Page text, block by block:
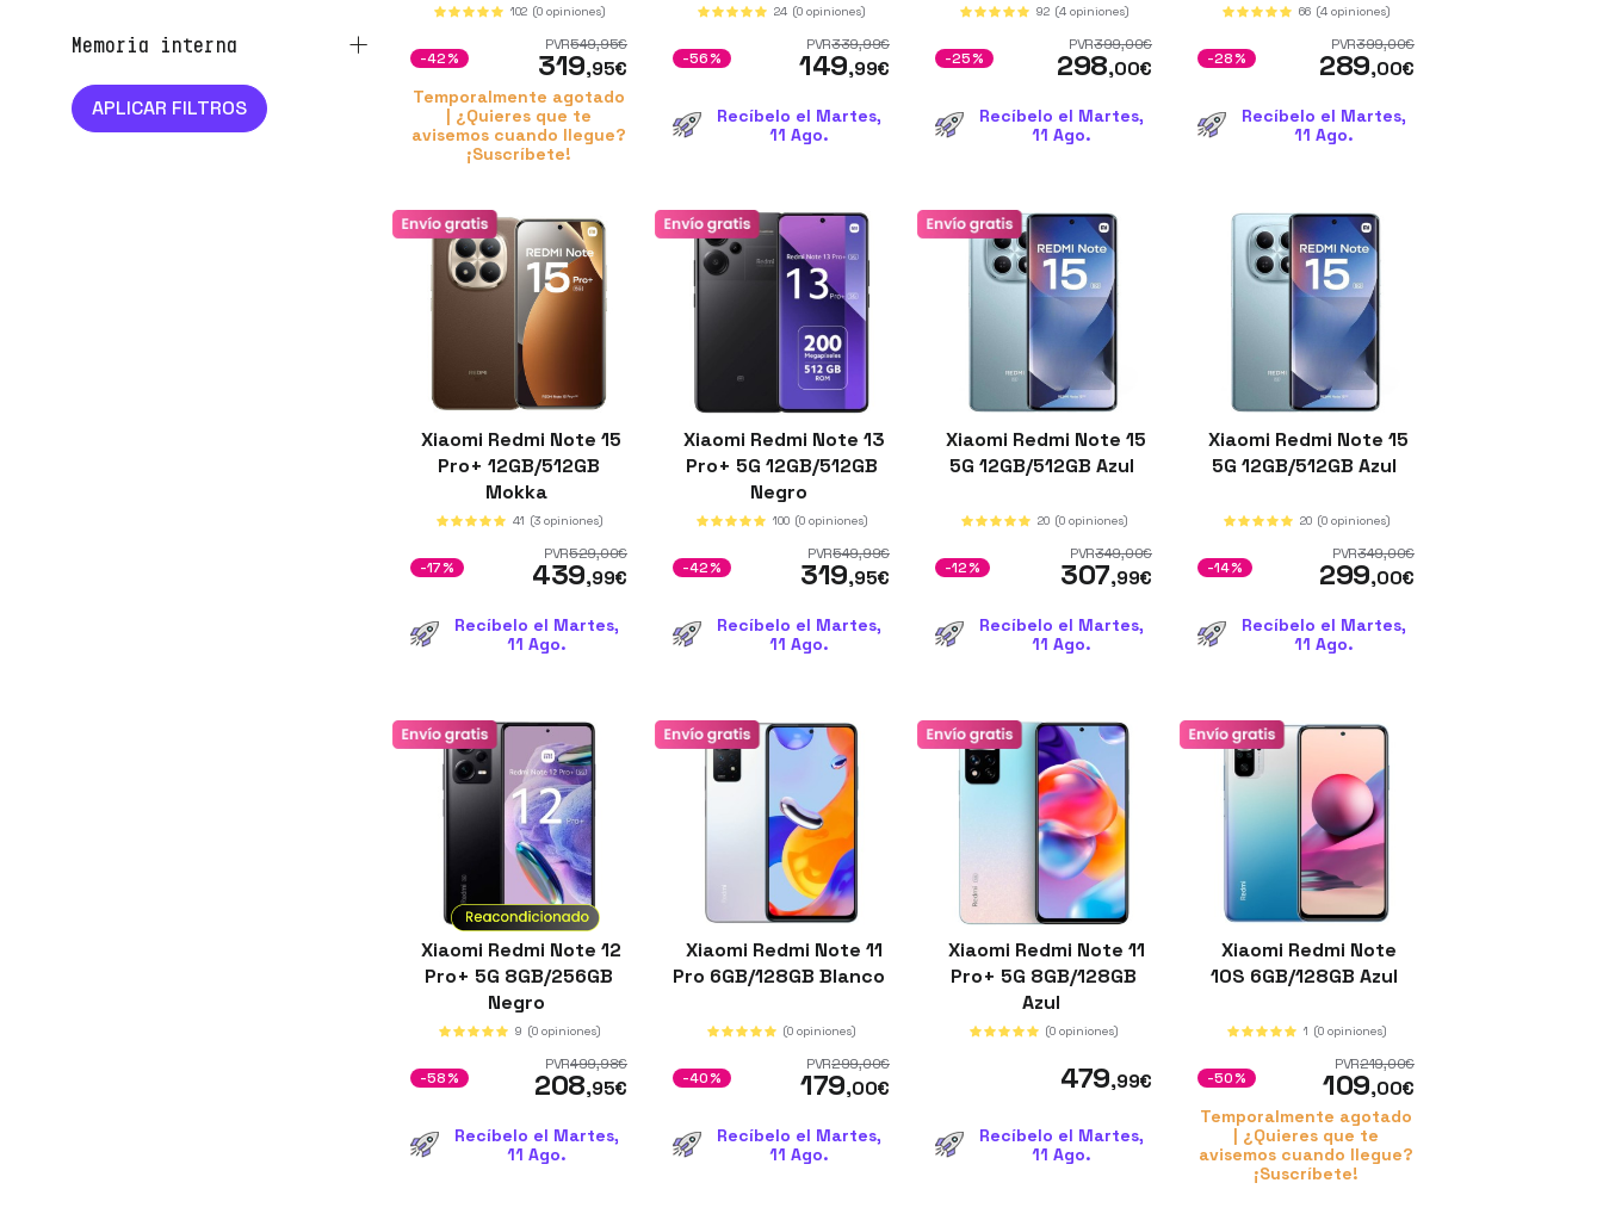
memoria interna
102 (0 opiniones)
PVR549,95€
319,95€
-42%
Temporalmente agotado
| ¿Quieres que te
avisemos cuando llegue?
¡Suscríbete!
24 (0 opiniones)
PVR339,99€
149,99€
-56%
Recíbelo el Martes,
11 Ago.
92 (4 opiniones)
PVR399,00€
298,00€
-25%
Recíbelo el Martes,
11 Ago.
66 (4 opiniones)
PVR399,00€
289,00€
-28%
Recíbelo el Martes,
11 Ago.
Xiaomi Redmi Note 15
Pro+ 12GB/512GB
Mokka
41 (3 opiniones)
PVR529,00€
439,99€
-17%
Recíbelo el Martes,
11 Ago.
Xiaomi Redmi Note 13
Pro+ 5G 12GB/512GB
Negro
100 (0 opiniones)
PVR549,99€
319,95€
-42%
Recíbelo el Martes,
11 Ago.
Xiaomi Redmi Note 15
5G 12GB/512GB Azul
20 (0 opiniones)
PVR349,00€
307,99€
-12%
Recíbelo el Martes,
11 Ago.
Xiaomi Redmi Note 15
5G 12GB/512GB Azul
20 (0 opiniones)
PVR349,00€
299,00€
-14%
Recíbelo el Martes,
11 Ago.
Xiaomi Redmi Note 12
Pro+ 5G 8GB/256GB
Negro
9 (0 opiniones)
PVR499,98€
208,95€
-58%
Recíbelo el Martes,
11 Ago.
Xiaomi Redmi Note 11
Pro 6GB/128GB Blanco
(0 opiniones)
PVR299,00€
179,00€
-40%
Recíbelo el Martes,
11 Ago.
Xiaomi Redmi Note 11
Pro+ 5G 8GB/128GB
Azul
(0 opiniones)
479,99€
Recíbelo el Martes,
11 Ago.
Xiaomi Redmi Note
10S 6GB/128GB Azul
1 (0 opiniones)
PVR219,00€
109,00€
-50%
Temporalmente agotado
| ¿Quieres que te
avisemos cuando llegue?
¡Suscríbete!